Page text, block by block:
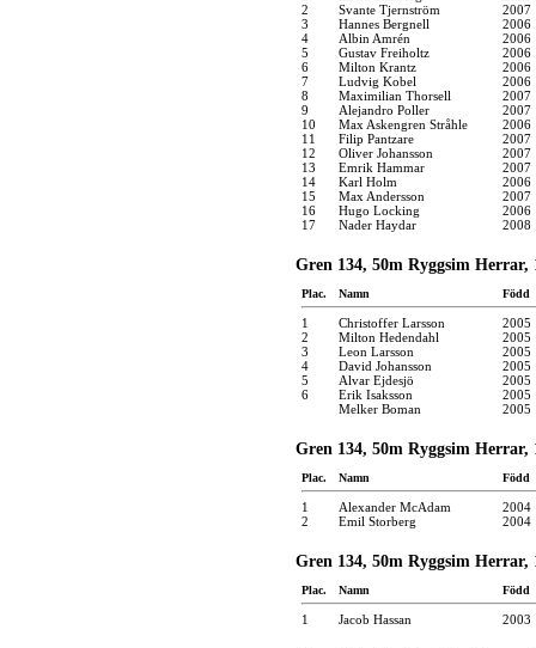
2
Svante Tjernström
2007
3
Hannes Bergnell
2006
4
Albin Amrén
2006
5
Gustav Freiholtz
2006
6
Milton Krantz
2006
7
Ludvig Kobel
2006
8
Maximilian Thorsell
2007
9
Alejandro Poller
2007
10
Max Askengren Stråhle
2006
11
Filip Pantzare
2007
12
Oliver Johansson
2007
13
Emrik Hammar
2007
14
Karl Holm
2006
15
Max Andersson
2007
16
Hugo Locking
2006
17
Nader Haydar 2008
Gren 134, 50m Ryggsim Herrar,
Plac. Namn Född
1 Christoffer Larsson
2005
2
Milton Hedendahl
2005
3
Leon Larsson
2005
4
David Johansson
2005
5
Alvar Ejdesjö
2005
6
Erik Isaksson
2005
Melker Boman
2005
Gren 134, 50m Ryggsim Herrar,
Plac. Namn Född
1 Alexander McAdam
2004
2
Emil Storberg 2004
Gren 134, 50m Ryggsim Herrar,
Plac. Namn Född
1 Jacob Hassan 2003